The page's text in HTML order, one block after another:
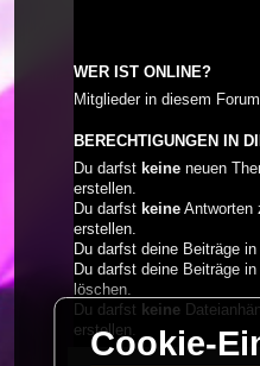
WER IST ONLINE?
Mitglieder in diesem
BERECHTIGUNGEN IN
Du darfst keine neuen
erstellen.
Du darfst keine Antworten
erstellen.
Du darfst deine Beiträge
Du darfst deine Beiträge
löschen.
Du darfst keine
erstellen.
Cookie-